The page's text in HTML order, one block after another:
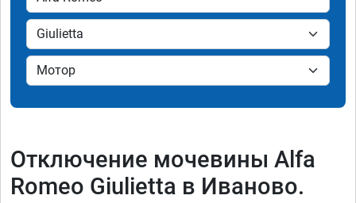
Отключение мочевины Alfa
Romeo Giulietta в Иваново.